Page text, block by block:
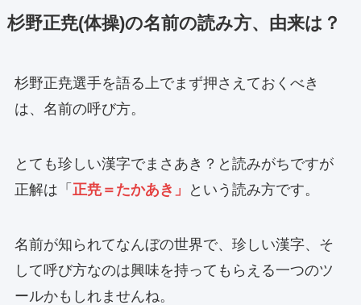
杉野正尭(体操)の名前の読み方、由来は？
杉野正尭選手を語る上でまず押さえておくべき
は、名前の呼び方。
とても珍しい漢字でまさあき？と読みがちですが
正解は「 正尭＝たかあき」 という読み方です。
名前が知られてなんぼの世界で、珍しい漢字、そ
して呼び方なのは興味を持ってもらえる一つのツ
ールかもしれませんね。